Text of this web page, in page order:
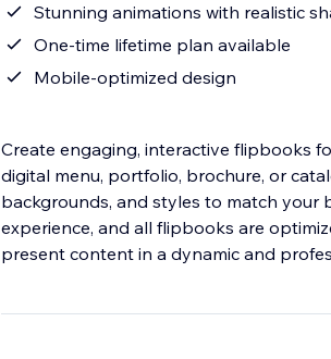
Stunning animations with realistic
One-time lifetime plan available
Mobile-optimized design
Create engaging, interactive flipbooks
digital menu, portfolio, brochure, or
backgrounds, and styles to match your
experience, and all flipbooks are
present content in a dynamic and